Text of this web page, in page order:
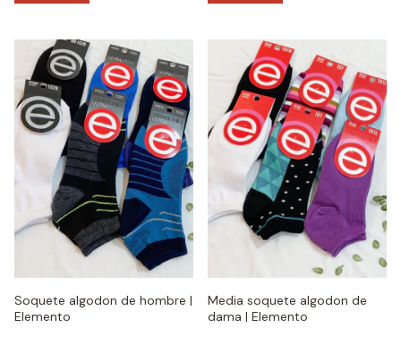
Soquete algodon de hombre |
Elemento
Media soquete algodon de
dama | Elemento